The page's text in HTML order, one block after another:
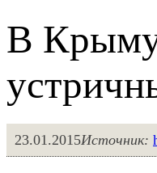
В Крыму
23.01.2015Источник: